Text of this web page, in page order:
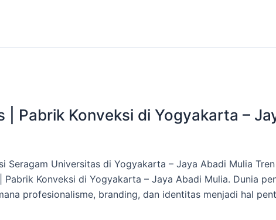
Pabrik Konveksi di Yogyakarta –
Seragam Universitas di Yogyakarta – Jaya Abadi Mulia
Konveksi di Yogyakarta – Jaya Abadi Mulia. Dunia
profesionalisme, branding, dan identitas menjadi hal